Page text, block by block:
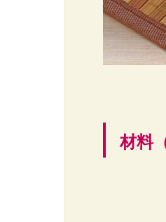
材料